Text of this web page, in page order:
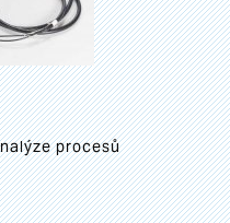
procesů